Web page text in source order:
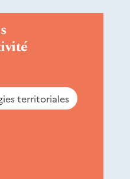
territoriales